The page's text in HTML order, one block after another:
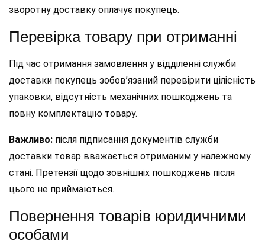
зворотну доставку оплачує покупець.
Перевірка товару при отриманні
Під час отримання замовлення у відділенні служби
доставки покупець зобов’язаний перевірити цілісність
упаковки, відсутність механічних пошкоджень та
повну комплектацію товару.
Важливо: після підписання документів служби
доставки товар вважається отриманим у належному
стані. Претензії щодо зовнішніх пошкоджень після
цього не приймаються.
Повернення товарів юридичними
особами